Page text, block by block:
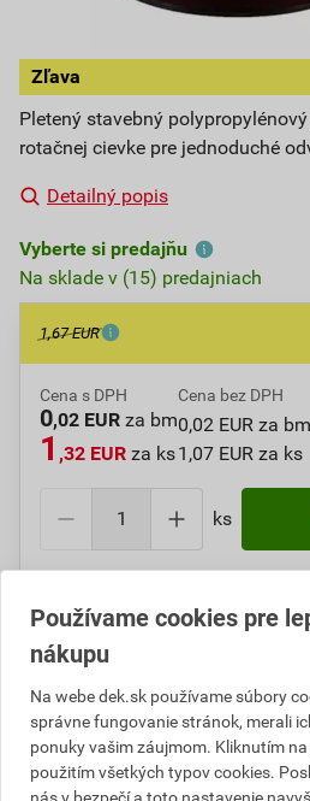
Zľava
Pletený stavebný
rotačnej cievke pre jednoduché
Detailný popis
Vyberte si predajňu
Na sklade v (15) predajniach
1,67 EUR
Cena s DPH
0,02 EUR za bm
1 ,32 EUR za ks
Cena bez DPH
0,02 EUR za bm
1,07 EUR za ks
ks
(1,07EURbez DPH).
Ušetrite0,35
Číslo položky:1650367930
Výrobca FESTA
Používame cookies pre
nákupu
Na webe dek.sk používame súbory
správne fungovanie stránok, merali
ponuky vašim záujmom. Kliknutím na
použitím všetkých typov cookies.
nás v bezpečí a toto nastavenie